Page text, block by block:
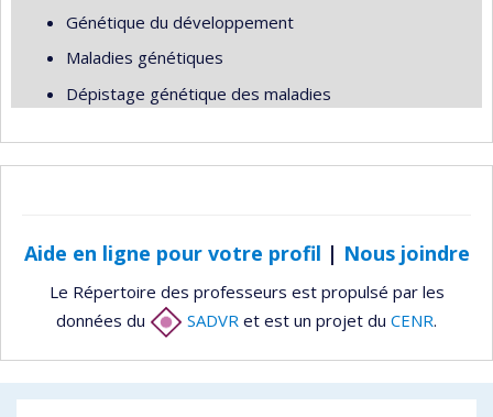
Génétique du développement
Maladies génétiques
Dépistage génétique des maladies
Aide en ligne pour votre profil | Nous joindre
Le Répertoire des professeurs est propulsé par les
données du
SADVR et est un projet du CENR.